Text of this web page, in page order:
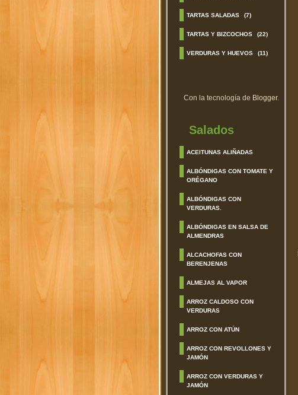
TARTAS SALADAS (7)
TARTAS Y BIZCOCHOS (22)
VERDURAS Y HUEVOS (11)
Con la tecnología de Blogger.
Salados
ACEITUNAS ALIÑADAS
ALBÓNDIGAS CON TOMATE Y
ORÉGANO
ALBÓNDIGAS CON
VERDURAS.
ALBÓNDIGAS EN SALSA DE
ALMENDRAS
ALCACHOFAS CON
BERENJENAS
ALMEJAS AL VAPOR
ARROZ CALDOSO CON
VERDURAS
ARROZ CON ATÚN
ARROZ CON REVOLLONES Y
JAMÓN
ARROZ CON VERDURAS Y
JAMÓN